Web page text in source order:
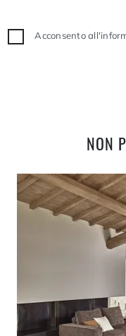
Acconsento
NON